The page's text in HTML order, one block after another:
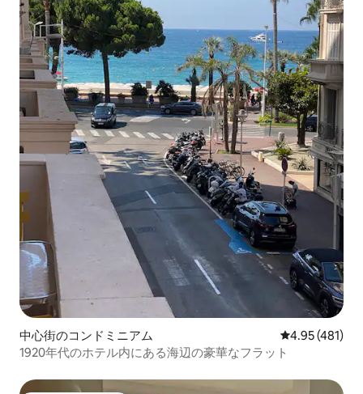
中心街のコンドミニアム レビュー481
4.95 (481)
1920年代のホテル内にある海辺の豪華なフラット